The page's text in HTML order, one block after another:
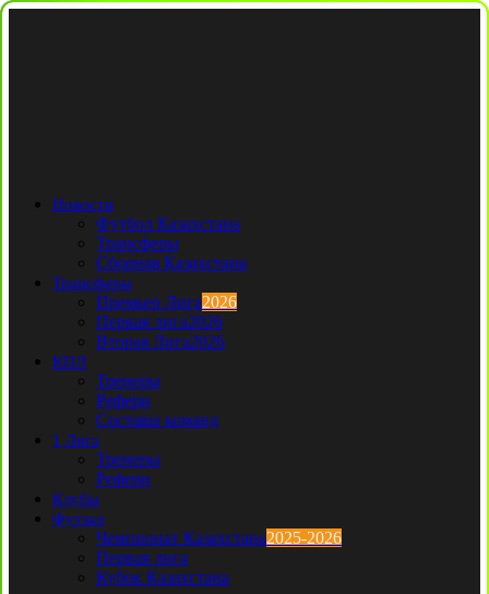
Новости
Футбол Казахстана
Трансферы
Сборная Казахстана
Трансферы
Премьер Лига2026
Первая лига2026
Вторая Лига2026
КПЛ
Тренеры
Рефери
Составы команд
1 Лига
Тренеры
Рефери
Клубы
Футзал
Чемпионат Казахстана2025-2026
Первая лига
Кубок Казахстана